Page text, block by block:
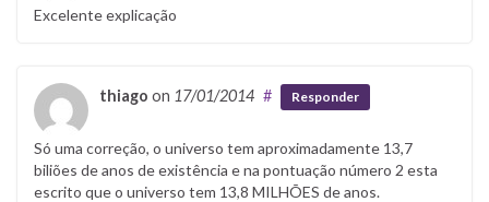
Excelente explicação
thiago on 17/01/2014 # Responder
Só uma correção, o universo tem aproximadamente 13,7
biliões de anos de existência e na pontuação número 2 esta
escrito que o universo tem 13,8 MILHÕES de anos.